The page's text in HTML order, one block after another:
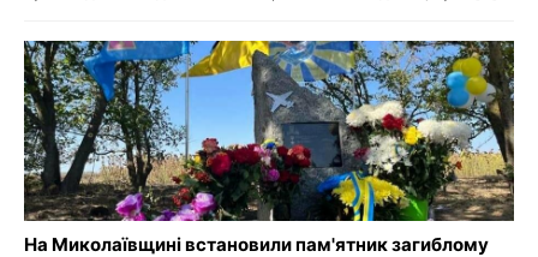
На Миколаївщині встановили пам'ятник загиблому